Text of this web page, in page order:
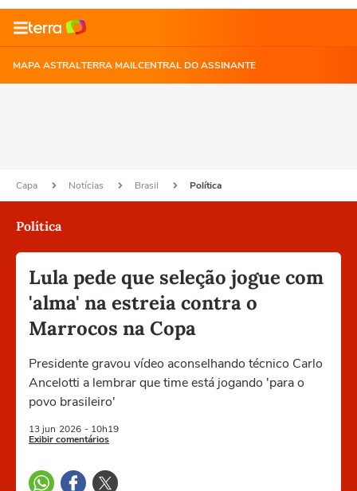
MAPA ASTRALTERRA MAILCENTRAL DO ASSINANTE
Capa Notícias Brasil Política
Política
Lula pede que seleção jogue com
'alma' na estreia contra o
Marrocos na Copa
Presidente gravou vídeo aconselhando técnico Carlo
Ancelotti a lembrar que time está jogando 'para o
povo brasileiro'
13 jun 2026 - 10h19
Exibir comentários